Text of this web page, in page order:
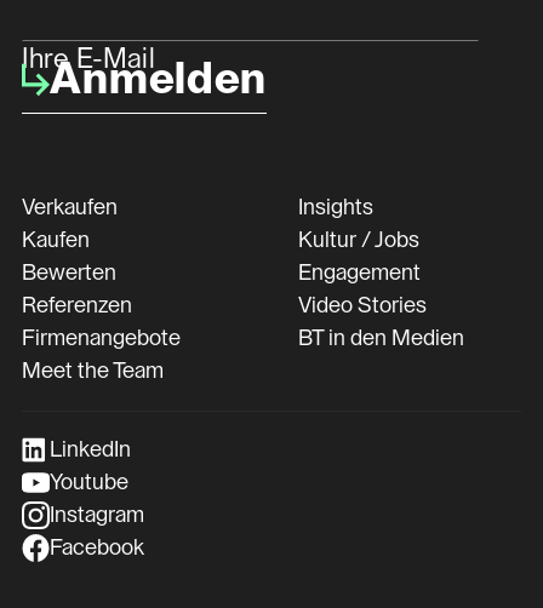
Ihre E-Mail
Anmelden
Verkaufen
Kaufen
Bewerten
Referenzen
Firmenangebote
Meet the Team
Insights
Kultur / Jobs
Engagement
Video Stories
BT in den Medien
LinkedIn
Youtube
Instagram
Facebook